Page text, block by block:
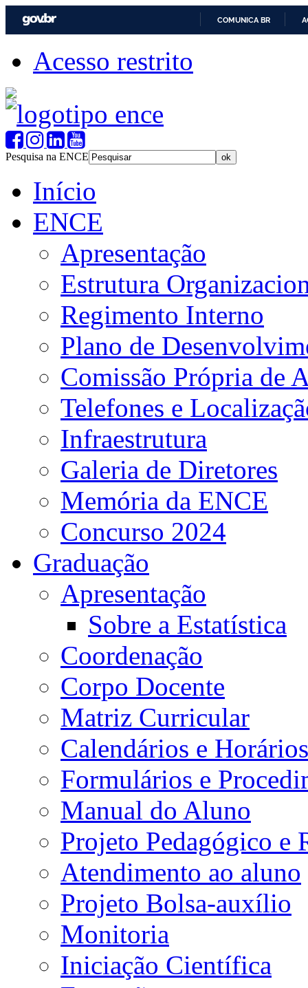
COMUNICA BR
Acesso restrito
Pesquisa na ENCE
Início
ENCE
Apresentação
Estrutura
Regimento Interno
Plano de
Comissão Própria de
Telefones e
Infraestrutura
Galeria de Diretores
Memória da ENCE
Concurso 2024
Graduação
Apresentação
Sobre a Estatística
Coordenação
Corpo Docente
Matriz Curricular
Calendários e Horários
Formulários e
Manual do Aluno
Projeto Pedagógico e
Atendimento ao aluno
Projeto Bolsa-auxílio
Monitoria
Iniciação Científica